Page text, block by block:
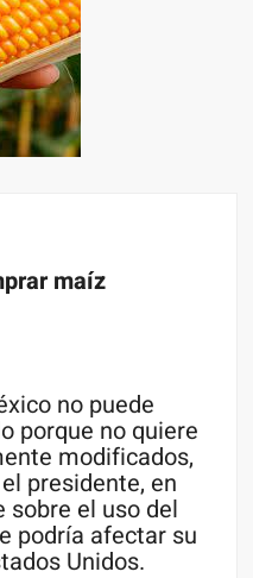
maíz
no puede
porque no quiere
modificados,
presidente, en
sobre el uso del
podría afectar su
Unidos.